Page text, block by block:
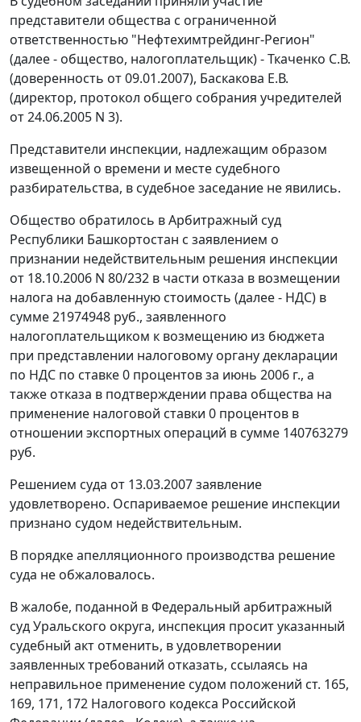
представители общества с ограниченной
ответственностью "Нефтехимтрейдинг-Регион"
(далее - общество, налогоплательщик) - Ткаченко С.В.
(доверенность от 09.01.2007), Баскакова Е.В.
(директор, протокол общего собрания учредителей
от 24.06.2005 N 3).
Представители инспекции, надлежащим образом
извещенной о времени и месте судебного
разбирательства, в судебное заседание не явились.
Общество обратилось в Арбитражный суд
Республики Башкортостан с заявлением о
признании недействительным решения инспекции
от 18.10.2006 N 80/232 в части отказа в возмещении
налога на добавленную стоимость (далее - НДС) в
сумме 21974948 руб., заявленного
налогоплательщиком к возмещению из бюджета
при представлении налоговому органу декларации
по НДС по ставке 0 процентов за июнь 2006 г., а
также отказа в подтверждении права общества на
применение налоговой ставки 0 процентов в
отношении экспортных операций в сумме 140763279
руб.
Решением суда от 13.03.2007 заявление
удовлетворено. Оспариваемое решение инспекции
признано судом недействительным.
В порядке апелляционного производства решение
суда не обжаловалось.
В жалобе, поданной в Федеральный арбитражный
суд Уральского округа, инспекция просит указанный
судебный акт отменить, в удовлетворении
заявленных требований отказать, ссылаясь на
неправильное применение судом положений ст. 165,
169, 171, 172 Налогового кодекса Российской